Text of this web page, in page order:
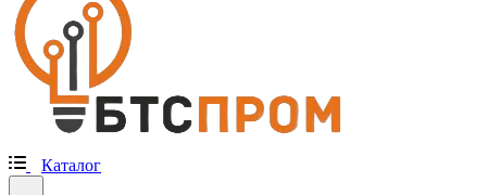
Каталог